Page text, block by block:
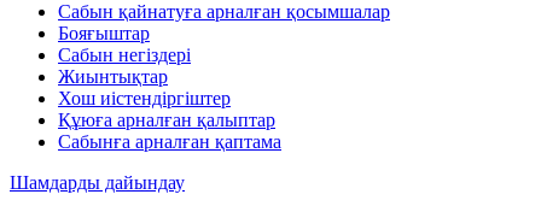
Сабын қайнатуға арналған қосымшалар
Бояғыштар
Сабын негіздері
Жиынтықтар
Хош иістендіргіштер
Құюға арналған қалыптар
Сабынға арналған қаптама
Шамдарды дайындау